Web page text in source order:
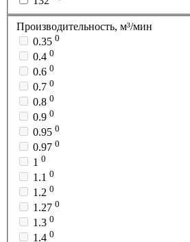
Производительность, м³/мин
0.35 0
0.4 0
0.6 0
0.7 0
0.8 0
0.9 0
0.95 0
0.97 0
1 0
1.1 0
1.2 0
1.27 0
1.3 0
1.4 0